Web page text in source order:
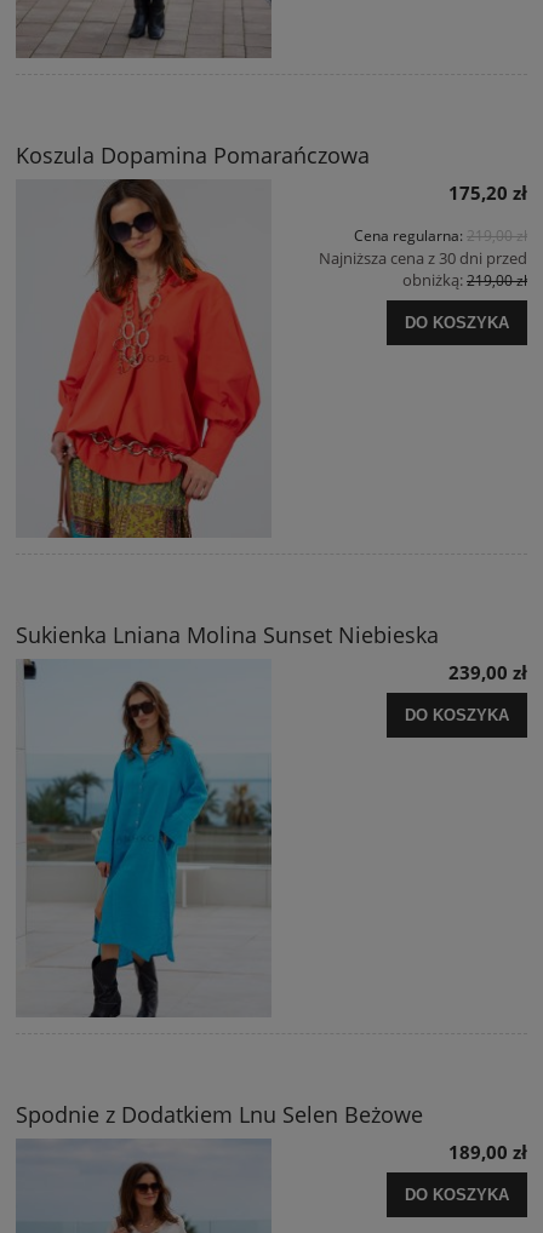
Koszula Dopamina Pomarańczowa
175,20 zł
Cena regularna: 219,00 zł
Najniższa cena z 30 dni przed
obniżką:219,00 zł
DO KOSZYKA
Sukienka Lniana Molina Sunset Niebieska
239,00 zł
DO KOSZYKA
Spodnie z Dodatkiem Lnu Selen Beżowe
189,00 zł
DO KOSZYKA